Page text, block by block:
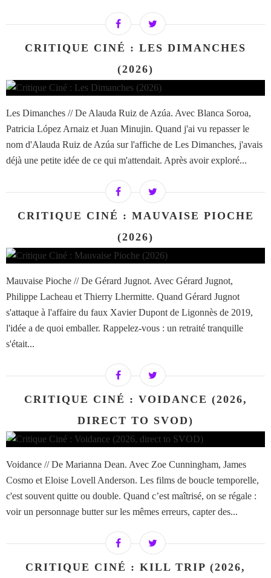
CRITIQUE CINÉ : LES DIMANCHES
(2026)
Les Dimanches // De Alauda Ruiz de Azúa. Avec Blanca Soroa,
Patricia López Arnaiz et Juan Minujin. Quand j'ai vu repasser le
nom d'Alauda Ruiz de Azúa sur l'affiche de Les Dimanches, j'avais
déjà une petite idée de ce qui m'attendait. Après avoir exploré...
CRITIQUE CINÉ : MAUVAISE PIOCHE
(2026)
Mauvaise Pioche // De Gérard Jugnot. Avec Gérard Jugnot,
Philippe Lacheau et Thierry Lhermitte. Quand Gérard Jugnot
s'attaque à l'affaire du faux Xavier Dupont de Ligonnès de 2019,
l'idée a de quoi emballer. Rappelez-vous : un retraité tranquille
s'était...
CRITIQUE CINÉ : VOIDANCE (2026,
DIRECT TO SVOD)
Voidance // De Marianna Dean. Avec Zoe Cunningham, James
Cosmo et Eloise Lovell Anderson. Les films de boucle temporelle,
c'est souvent quitte ou double. Quand c’est maîtrisé, on se régale :
voir un personnage butter sur les mêmes erreurs, capter des...
CRITIQUE CINÉ : KILL TRIP (2026,